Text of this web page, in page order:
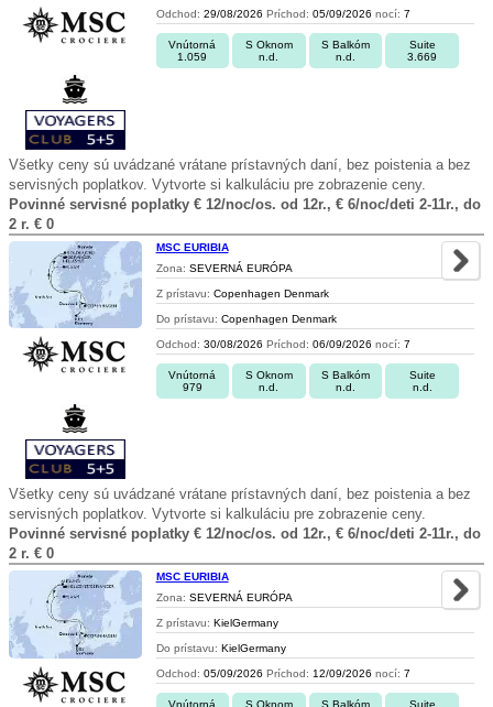
Odchod: 29/08/2026 Príchod: 05/09/2026 nocí: 7
Vnútorná
1.059
S Oknom
n.d.
S Balkóm
n.d.
Suite
3.669
Všetky ceny sú uvádzané vrátane prístavných daní, bez poistenia a bez
servisných poplatkov. Vytvorte si kalkuláciu pre zobrazenie ceny.
Povinné servisné poplatky € 12/noc/os. od 12r., € 6/noc/deti 2-11r., do
2 r. € 0
MSC EURIBIA
Zona: SEVERNÁ EURÓPA
Z prístavu: Copenhagen Denmark
Do prístavu: Copenhagen Denmark
Odchod: 30/08/2026 Príchod: 06/09/2026 nocí: 7
Vnútorná
979
S Oknom
n.d.
S Balkóm
n.d.
Suite
n.d.
Všetky ceny sú uvádzané vrátane prístavných daní, bez poistenia a bez
servisných poplatkov. Vytvorte si kalkuláciu pre zobrazenie ceny.
Povinné servisné poplatky € 12/noc/os. od 12r., € 6/noc/deti 2-11r., do
2 r. € 0
MSC EURIBIA
Zona: SEVERNÁ EURÓPA
Z prístavu: KielGermany
Do prístavu: KielGermany
Odchod: 05/09/2026 Príchod: 12/09/2026 nocí: 7
Vnútorná
S Oknom
S Balkóm
Suite